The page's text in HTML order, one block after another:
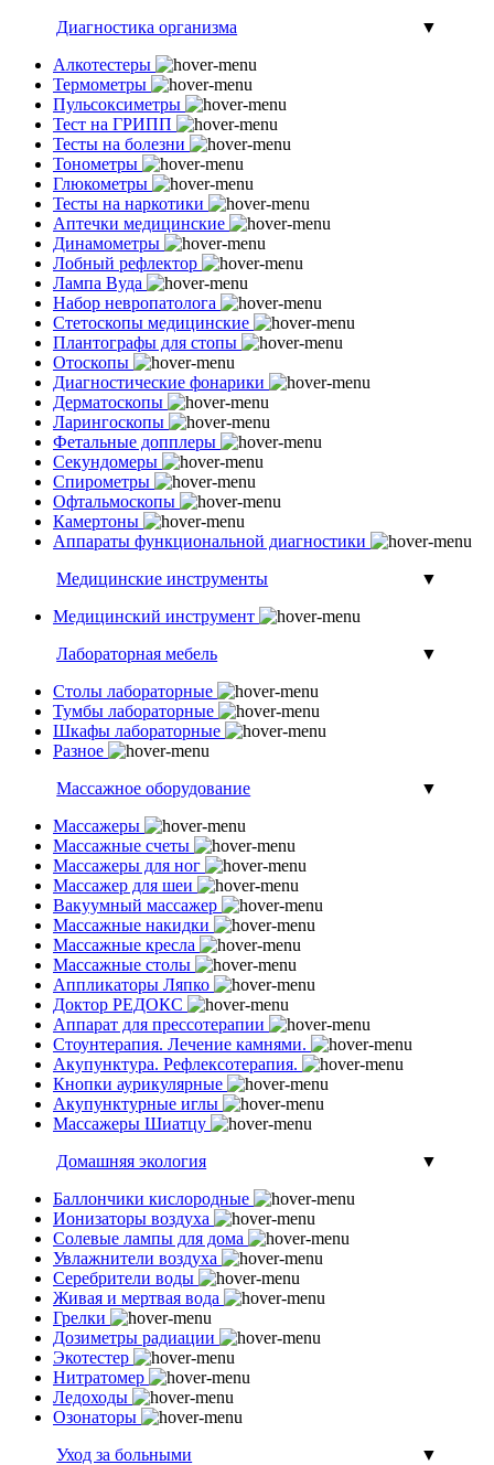
Диагностика организма
▼
Алкотестеры
Термометры
Пульсоксиметры
Тест на ГРИПП
Тесты на болезни
Тонометры
Глюкометры
Тесты на наркотики
Аптечки медицинские
Динамометры
Лобный рефлектор
Лампа Вуда
Набор невропатолога
Стетоскопы медицинские
Плантографы для стопы
Отоскопы
Диагностические фонарики
Дерматоскопы
Ларингоскопы
Фетальные допплеры
Секундомеры
Спирометры
Офтальмоскопы
Камертоны
Аппараты функциональной диагностики
Медицинские инструменты
▼
Медицинский инструмент
Лабораторная мебель
▼
Столы лабораторные
Тумбы лабораторные
Шкафы лабораторные
Разное
Массажное оборудование
▼
Массажеры
Массажные счеты
Массажеры для ног
Массажер для шеи
Вакуумный массажер
Массажные накидки
Массажные кресла
Массажные столы
Аппликаторы Ляпко
Доктор РЕДОКС
Аппарат для прессотерапии
Стоунтерапия. Лечение камнями.
Акупунктура. Рефлексотерапия.
Кнопки аурикулярные
Акупунктурные иглы
Массажеры Шиатцу
Домашняя экология
▼
Баллончики кислородные
Ионизаторы воздуха
Солевые лампы для дома
Увлажнители воздуха
Серебрители воды
Живая и мертвая вода
Грелки
Дозиметры радиации
Экотестер
Нитратомер
Ледоходы
Озонаторы
Уход за больными
▼